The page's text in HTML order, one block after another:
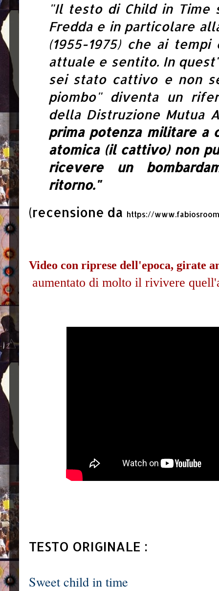
"Il testo di Child in Time
Fredda e in particolare
(1955-1975) che ai
attuale e sentito. In
sei stato cattivo e non
piombo" diventa un
della Distruzione Mutua
prima potenza militare a
atomica (il cattivo) non
ricevere un
ritorno."
(recensione da https://
Video con riprese dell'epoca, girate
aumentato di molto il rivivere
TESTO ORIGINALE :
Sweet child in time